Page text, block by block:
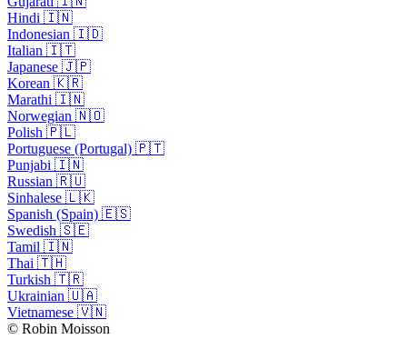
Hindi 🇮🇳
Indonesian 🇮🇩
Italian 🇮🇹
Japanese 🇯🇵
Korean 🇰🇷
Marathi 🇮🇳
Norwegian 🇳🇴
Polish 🇵🇱
Portuguese (Portugal) 🇵🇹
Punjabi 🇮🇳
Russian 🇷🇺
Sinhalese 🇱🇰
Spanish (Spain) 🇪🇸
Swedish 🇸🇪
Tamil 🇮🇳
Thai 🇹🇭
Turkish 🇹🇷
Ukrainian 🇺🇦
Vietnamese 🇻🇳
© Robin Moisson